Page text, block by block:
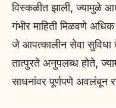
विस्कळीत झाली, ज्यामुळे
गंभीर माहिती मिळवणे
जे आपत्कालीन सेवा सुविधा
तात्पुरते अनुपलब्ध होते,
साधनांवर पूर्णपणे अवलंबून